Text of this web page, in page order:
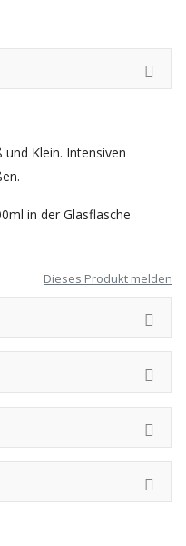
Klein. Intensiven
in der Glasflasche
Dieses Produkt melden